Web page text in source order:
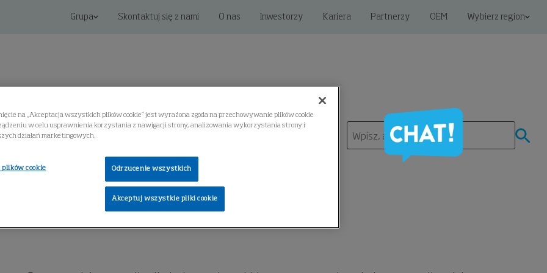
Grupa Skontaktuj się z nami O nas Inwestorzy Kariera Partnerzy OEM Wybierz region
Rozwiązania cyfrowe
spalin samochodowych Systemy Magna Magna Track HS
na „Akceptacja wszystkich plików cookie” jest wyrażona zgoda na przechowywanie plików cookie
w celu usprawnienia korzystania z nawigacji strony, analizowania wykorzystania strony i
działań marketingowych.
Odrzucenie wszystkich
Akceptuj wszystkie pliki cookie
cookie